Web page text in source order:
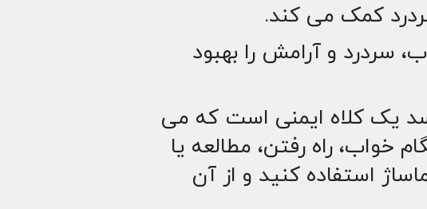
کمک می کند.
سردرد و آرامش را بهبود
یک کلاه ایمنی است که می
خواب، راه رفتن، مطالعه یا
استفاده کنید و از آن